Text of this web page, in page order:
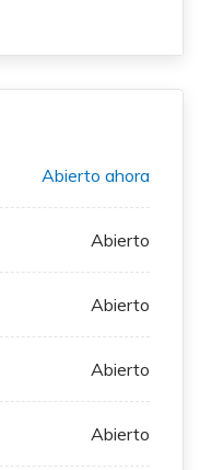
Abierto ahora
Abierto
Abierto
Abierto
Abierto